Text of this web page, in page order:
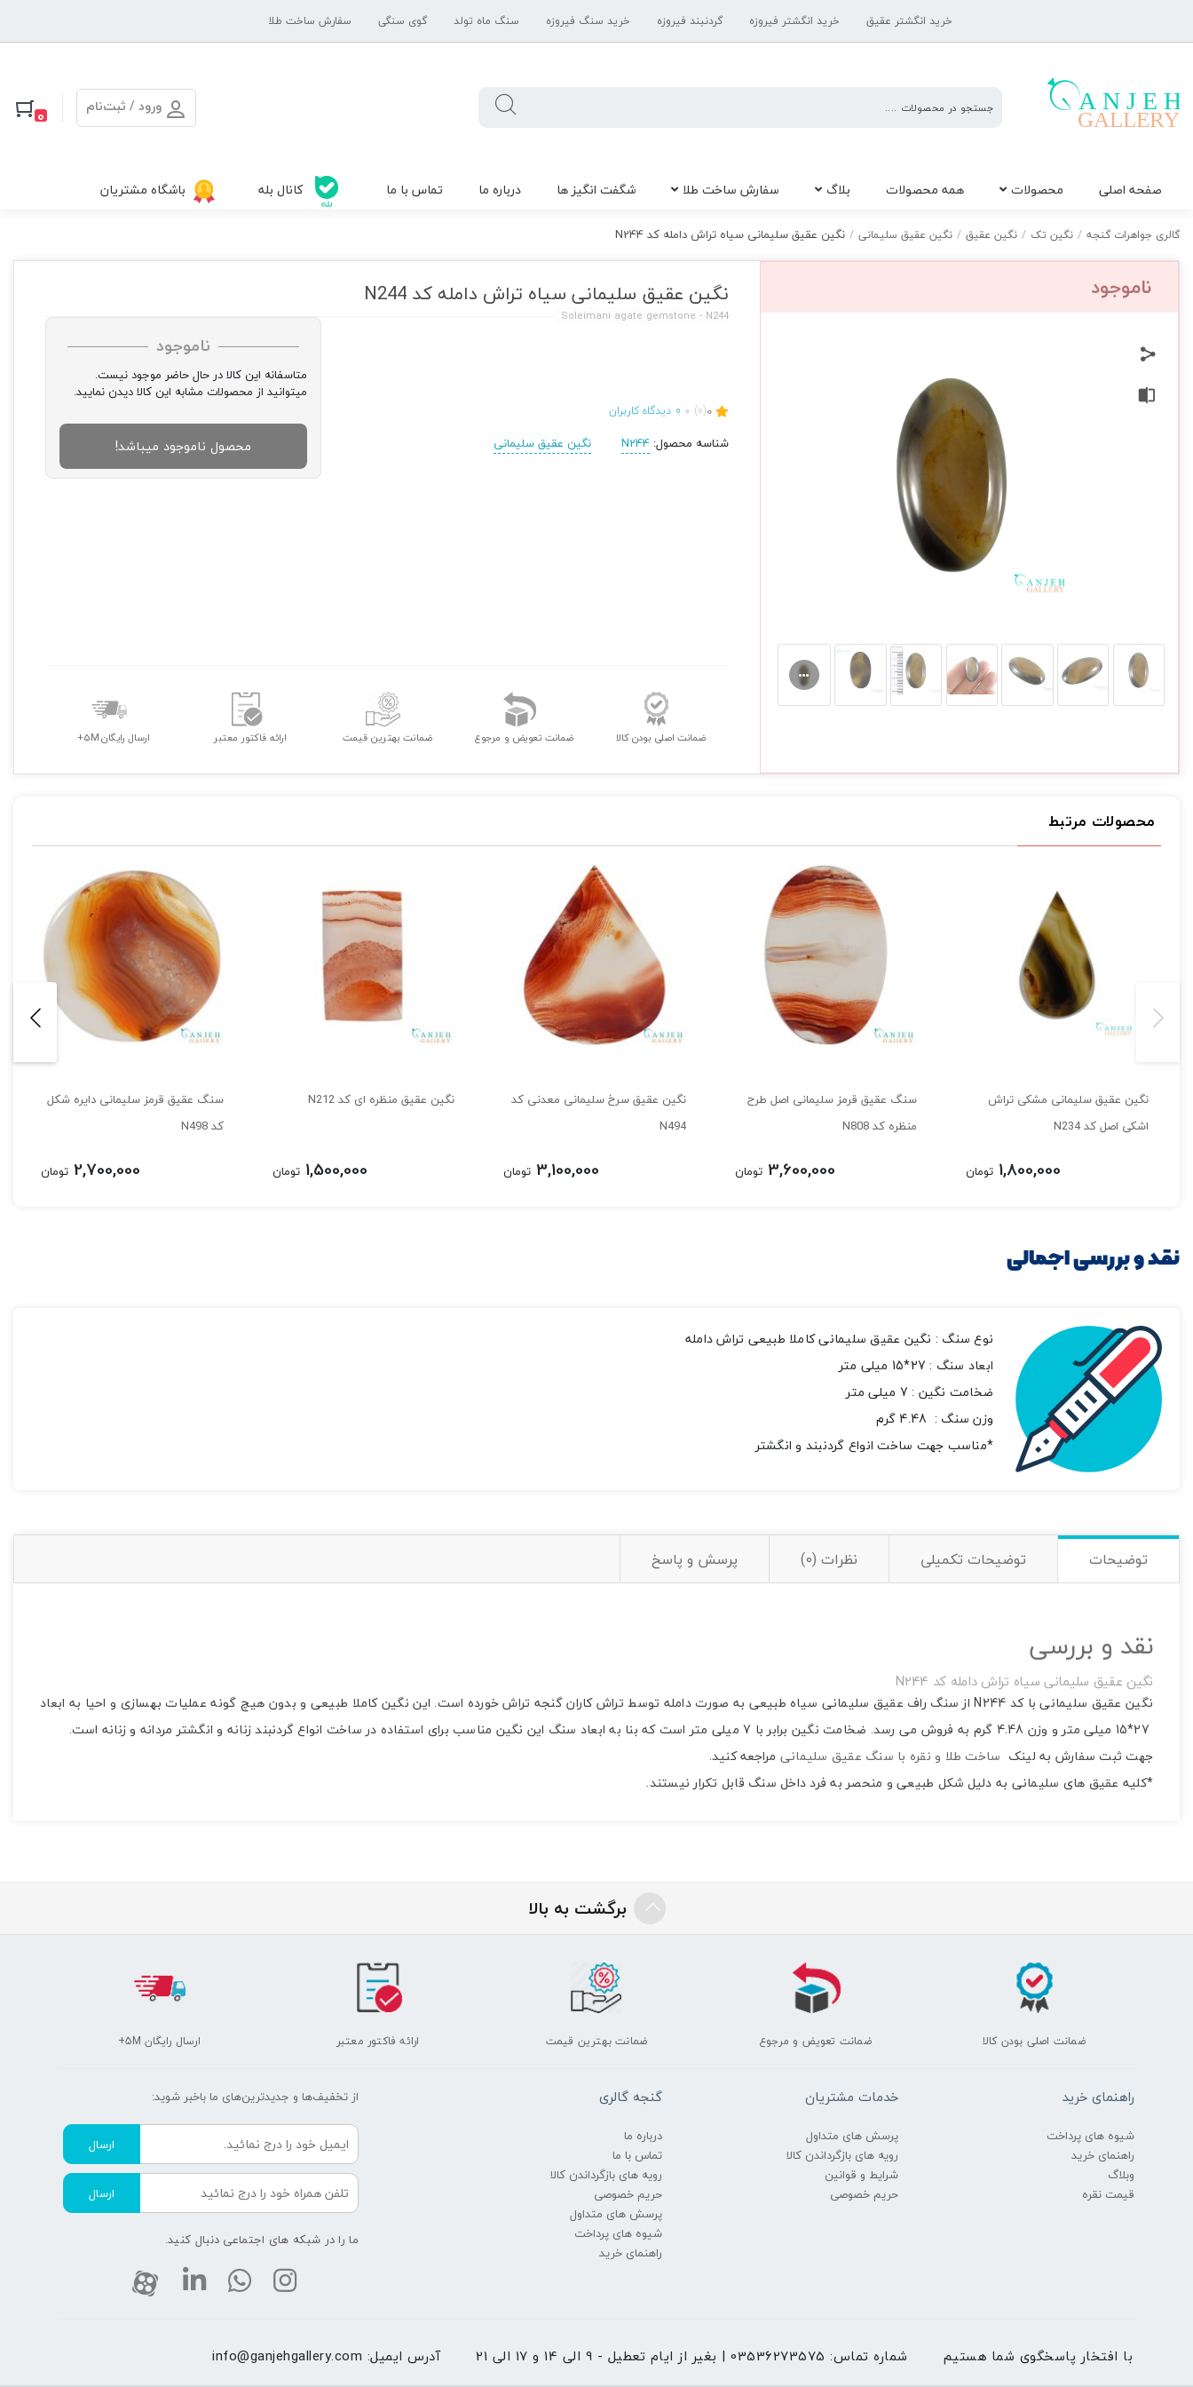
خرید انگشتر عقیق خرید انگشتر فیروزه گردنبند فیروزه خرید سنگ فیروزه سنگ ماه تولد گوی سنگی سفارش ساخت طلا
جواهرات
ورود / ثبت‌نام 0
صفحه اصلی محصولات همه محصولات بلاگ سفارش ساخت طلا شگفت انگیز ها درباره ما تماس با ما کانال بله باشگاه مشتریان
گالری جواهرات گنجه / نگین تک / نگین عقیق / نگین عقیق سلیمانی / نگین عقیق سلیمانی سیاه تراش دامله کد N244
ناموجود نگین عقیق سلیمانی سیاه تراش دامله کد N244
Soleimani agate gemstone - N244
ناموجود
متاسفانه این کالا در حال حاضر موجود نیست.
میتوانید از محصولات مشابه این کالا دیدن نمایید.
محصول ناموجود میباشد!
0
(0)
0 دیدگاه کاربران
شناسه محصول:N244 نگین عقیق سلیمانی
ضمانت اصلی بودن کالا ضمانت تعویض و مرجوع ضمانت بهترین قیمت ارائه فاکتور معتبر ارسال رایگان 5M+
محصولات مرتبط
نگین عقیق سلیمانی مشکی تراش
اشکی اصل کد N234
1,800,000 تومان
سنگ عقیق قرمز سلیمانی اصل طرح
منظره کد N808
3,600,000 تومان
نگین عقیق سرخ سلیمانی معدنی کد
N494
3,100,000 تومان
نگین عقیق منظره ای کد N212
1,500,000 تومان
سنگ عقیق قرمز سلیمانی دایره شکل
کد N498
2,700,000 تومان
نقد و بررسی اجمالی
نوع سنگ : نگین عقیق سلیمانی کاملا طبیعی تراش دامله
ابعاد سنگ : 27*15 میلی متر
ضخامت نگین : 7 میلی متر
وزن سنگ : 4.48 گرم
*مناسب جهت ساخت انواع گردنبند و انگشتر
توضیحات توضیحات تکمیلی نظرات (0) پرسش و پاسخ
نقد و بررسی
نگین عقیق سلیمانی سیاه تراش دامله کد N244
نگین عقیق سلیمانی با کد N244 از سنگ راف عقیق سلیمانی سیاه طبیعی به صورت دامله توسط تراش کاران گنجه تراش خورده است. این نگین کاملا طبیعی و بدون هیچ گونه عملیات بهسازی و احیا به ابعاد
جهت ثبت سفارش به لینک ساخت طلا و نقره با سنگ عقیق سلیمانی مراجعه کنید.
*کلیه عقیق های سلیمانی به دلیل شکل طبیعی و منحصر به فرد داخل سنگ قابل تکرار نیستند.
برگشت به بالا
ضمانت اصلی بودن کالا ضمانت تعویض و مرجوع ضمانت بهترین قیمت ارائه فاکتور معتبر ارسال رایگان 5M+
راهنمای خرید
شیوه های پرداخت
راهنمای خرید
وبلاگ
قیمت نقره
خدمات مشتریان
پرسش های متداول
رویه های بازگرداندن کالا
شرایط و قوانین
حریم خصوصی
گنجه گالری
درباره ما
تماس با ما
رویه های بازگرداندن کالا
حریم خصوصی
پرسش های متداول
شیوه های پرداخت
راهنمای خرید
از تخفیف‌ها و جدیدترین‌های ما‌ باخبر شوید:
ارسال
ارسال
ما را در شبکه های اجتماعی دنبال کنید.
با افتخار پاسخگوی شما هستیم شماره تماس: 03536273575 | بغیر از ایام تعطیل - 9 الی 14 و 17 الی 21 آدرس ایمیل: info@ganjehgallery.com